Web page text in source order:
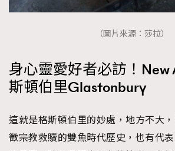
（圖片來源：莎拉）
身心靈愛好者必訪！New
斯頓伯里Glastonbury
這就是格斯頓伯里的妙處，地方不大
徵宗教救贖的雙魚時代歷史，也有代